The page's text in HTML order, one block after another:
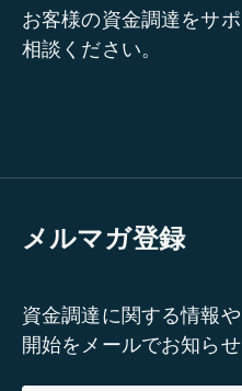
お客様の資金調達をサ
相談ください。
メルマガ登録
資金調達に関する情報
開始をメールでお知らせ